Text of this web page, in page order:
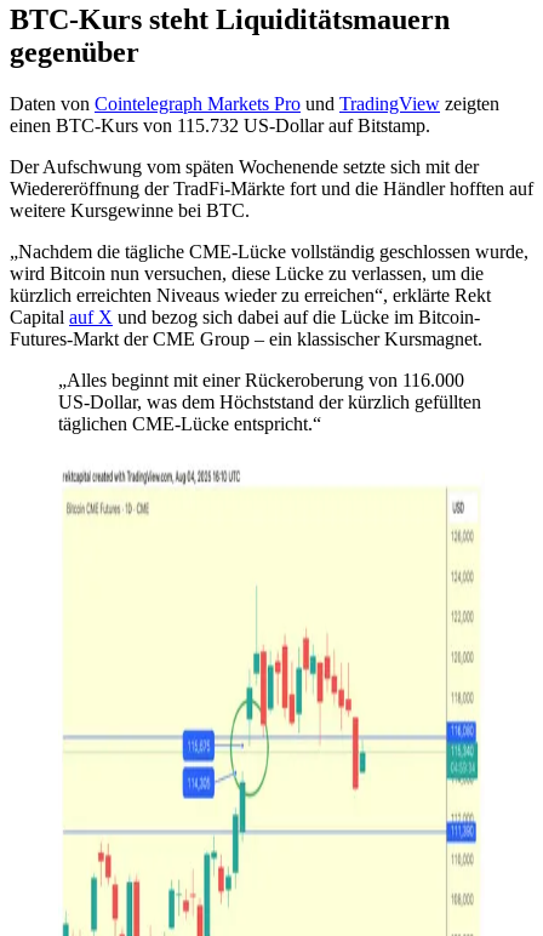
BTC-Kurs steht Liquiditätsmauern
gegenüber
Daten von Cointelegraph Markets Pro und TradingView zeigten
einen BTC-Kurs von 115.732 US-Dollar auf Bitstamp.
Der Aufschwung vom späten Wochenende setzte sich mit der
Wiedereröffnung der TradFi-Märkte fort und die Händler hofften auf
weitere Kursgewinne bei BTC.
„Nachdem die tägliche CME-Lücke vollständig geschlossen wurde,
wird Bitcoin nun versuchen, diese Lücke zu verlassen, um die
kürzlich erreichten Niveaus wieder zu erreichen“, erklärte Rekt
Capital auf X und bezog sich dabei auf die Lücke im Bitcoin-
Futures-Markt der CME Group – ein klassischer Kursmagnet.
„Alles beginnt mit einer Rückeroberung von 116.000
US-Dollar, was dem Höchststand der kürzlich gefüllten
täglichen CME-Lücke entspricht.“